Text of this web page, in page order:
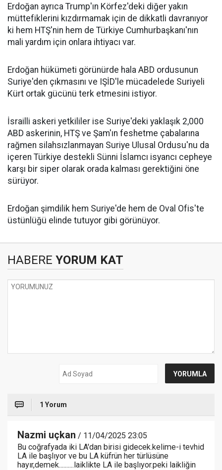
Erdoğan ayrıca Trump'ın Körfez'deki diğer yakın
müttefiklerini kızdırmamak için de dikkatli davranıyor
ki hem HTŞ'nin hem de Türkiye Cumhurbaşkanı'nın
mali yardım için onlara ihtiyacı var.
Erdoğan hükümeti görünürde hala ABD ordusunun
Suriye'den çıkmasını ve IŞİD'le mücadelede Suriyeli
Kürt ortak gücünü terk etmesini istiyor.
İsrailli askeri yetkililer ise Suriye'deki yaklaşık 2,000
ABD askerinin, HTŞ ve Şam'ın feshetme çabalarına
rağmen silahsızlanmayan Suriye Ulusal Ordusu'nu da
içeren Türkiye destekli Sünni İslamcı isyancı cepheye
karşı bir siper olarak orada kalması gerektiğini öne
sürüyor.
Erdoğan şimdilik hem Suriye'de hem de Oval Ofis'te
üstünlüğü elinde tutuyor gibi görünüyor.
HABERE YORUM KAT
1 Yorum
Nazmi uçkan / 11/04/2025 23:05
Bu coğrafyada iki LA'dan birisi gidecek.kelime-i tevhid
LA ile başlıyor ve bu LA küfrün her türlüsüne
hayır,demek..........laiklikte LA ile başlıyor.peki laikliğin